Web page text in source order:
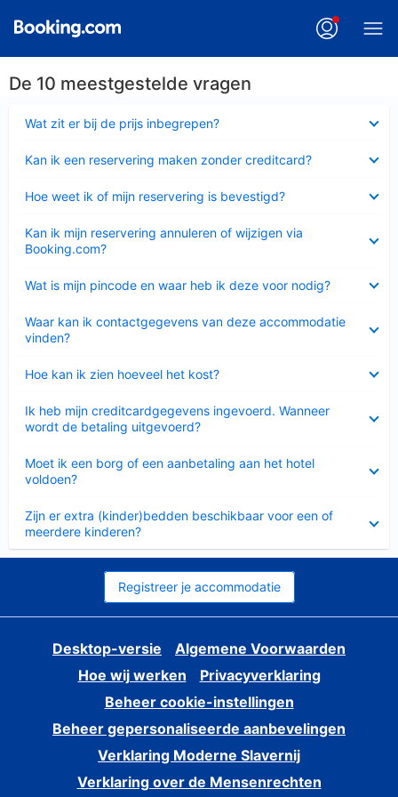
De 10 meestgestelde vragen
Wat zit er bij de prijs inbegrepen?
Kan ik een reservering maken zonder creditcard?
Hoe weet ik of mijn reservering is bevestigd?
Kan ik mijn reservering annuleren of wijzigen via
Booking.com?
Wat is mijn pincode en waar heb ik deze voor nodig?
Waar kan ik contactgegevens van deze accommodatie
vinden?
Hoe kan ik zien hoeveel het kost?
Ik heb mijn creditcardgegevens ingevoerd. Wanneer
wordt de betaling uitgevoerd?
Moet ik een borg of een aanbetaling aan het hotel
voldoen?
Zijn er extra (kinder)bedden beschikbaar voor een of
meerdere kinderen?
Registreer je accommodatie
Desktop-versie
Algemene Voorwaarden
Hoe wij werken
Privacyverklaring
Beheer cookie-instellingen
Beheer gepersonaliseerde aanbevelingen
Verklaring Moderne Slavernij
Verklaring over de Mensenrechten